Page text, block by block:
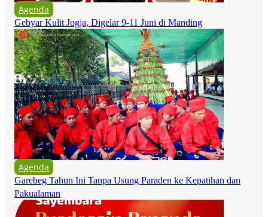
Agenda
Gebyar Kulit Jogja, Digelar 9-11 Juni di Manding
Agenda
Garebeg Tahun Ini Tanpa Usung Paraden ke Kepatihan dan
Pakualaman